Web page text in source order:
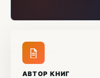
АВТОР КНИГ